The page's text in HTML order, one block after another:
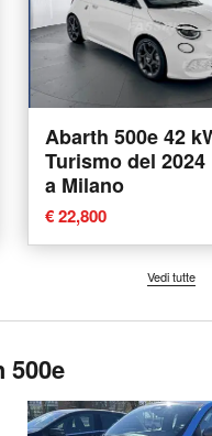
Abarth 500e 42
Turismo del 2024
a Milano
€ 22,800
Vedi tutte
500e